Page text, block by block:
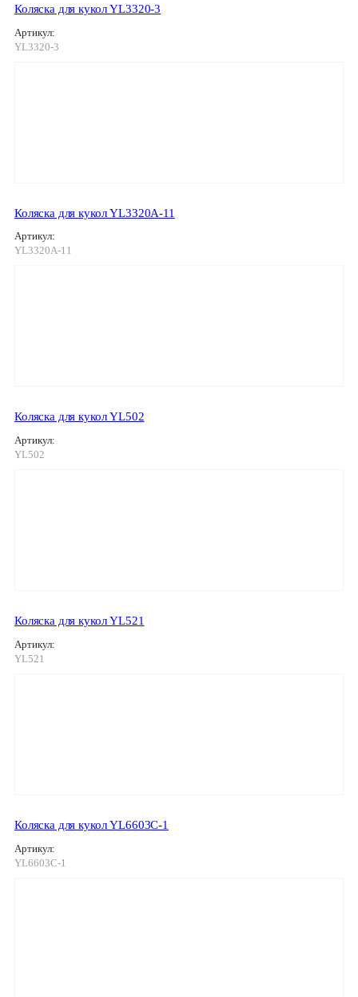
Коляска для кукол YL3320-3
Артикул:
YL3320-3
Коляска для кукол YL3320A-11
Артикул:
YL3320A-11
Коляска для кукол YL502
Артикул:
YL502
Коляска для кукол YL521
Артикул:
YL521
Коляска для кукол YL6603C-1
Артикул:
YL6603C-1